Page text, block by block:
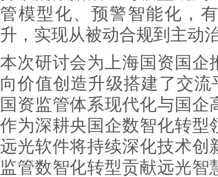
管模型化、预警智能化，
升，实现从被动合规到主动
本次研讨会为上海国资国企
向价值创造升级搭建了交流
国资监管体系现代化与国
作为深耕央国企数智化转型
远光软件将持续深化技术创
监管数智化转型贡献远光